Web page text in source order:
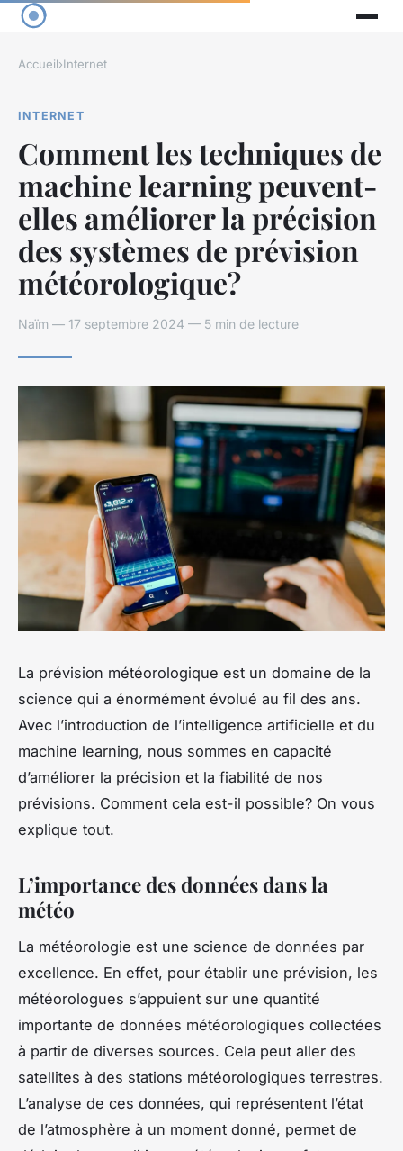
Accueil›Internet
INTERNET
Comment les techniques de
machine learning peuvent-
elles améliorer la précision
des systèmes de prévision
météorologique?
Naïm — 17 septembre 2024 — 5 min de lecture
La prévision météorologique est un domaine de la
science qui a énormément évolué au fil des ans.
Avec l’introduction de l’intelligence artificielle et du
machine learning, nous sommes en capacité
d’améliorer la précision et la fiabilité de nos
prévisions. Comment cela est-il possible? On vous
explique tout.
L’importance des données dans la
météo
La météorologie est une science de données par
excellence. En effet, pour établir une prévision, les
météorologues s’appuient sur une quantité
importante de données météorologiques collectées
à partir de diverses sources. Cela peut aller des
satellites à des stations météorologiques terrestres.
L’analyse de ces données, qui représentent l’état
de l’atmosphère à un moment donné, permet de